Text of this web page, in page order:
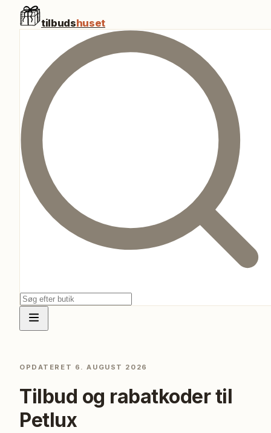
tilbudshuset
OPDATERET 6. AUGUST 2026
Tilbud og rabatkoder til
Petlux